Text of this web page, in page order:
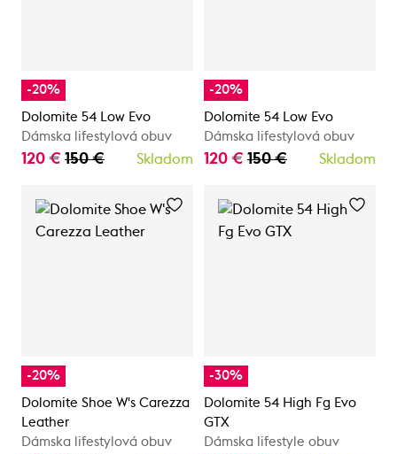
-20%
Dolomite 54 Low Evo
Dámska lifestylová obuv
120 € 150 € Skladom
-20%
Dolomite 54 Low Evo
Dámska lifestylová obuv
120 € 150 € Skladom
-20%
Dolomite Shoe W's Carezza
Leather
Dámska lifestylová obuv
-30%
Dolomite 54 High Fg Evo
GTX
Dámska lifestyle obuv